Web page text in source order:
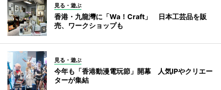
見る・遊ぶ
香港・九龍灣に「Wa！Craft」 日本工芸品を販
売、ワークショップも
見る・遊ぶ
今年も「香港動漫電玩節」開幕 人気IPやクリエー
ターが集結